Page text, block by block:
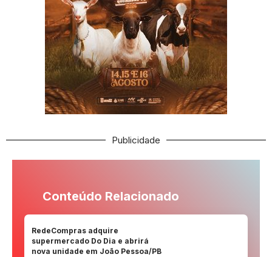
Publicidade
Conteúdo Relacionado
RedeCompras adquire
supermercado Do Dia e abrirá
nova unidade em João Pessoa/PB